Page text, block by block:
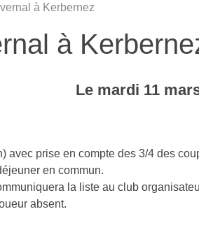
à Kerbernez
à
Le mardi 11
prise en compte des 3/4 des
en commun.
la liste au club
absent.